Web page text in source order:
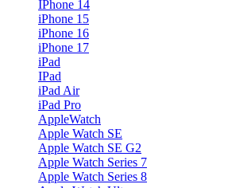
IPhone 14
iPhone 15
iPhone 16
iPhone 17
iPad
IPad
iPad Air
iPad Pro
AppleWatch
Apple Watch SE
Apple Watch SE G2
Apple Watch Series 7
Apple Watch Series 8